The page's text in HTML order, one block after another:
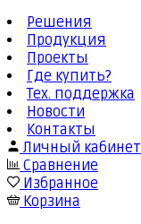
Решения
Продукция
Проекты
Где купить?
Тех. поддержка
Новости
Контакты
Личный кабинет
Сравнение
Избранное
Корзина